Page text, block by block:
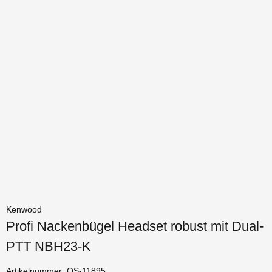
Kenwood
Profi Nackenbügel Headset robust mit Dual-
PTT NBH23-K